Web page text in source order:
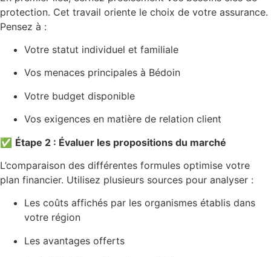
protection. Cet travail oriente le choix de votre assurance.
Pensez à :
Votre statut individuel et familiale
Vos menaces principales à Bédoin
Votre budget disponible
Vos exigences en matière de relation client
✅ Étape 2 : Évaluer les propositions du marché
L’comparaison des différentes formules optimise votre
plan financier. Utilisez plusieurs sources pour analyser :
Les coûts affichés par les organismes établis dans
votre région
Les avantages offerts